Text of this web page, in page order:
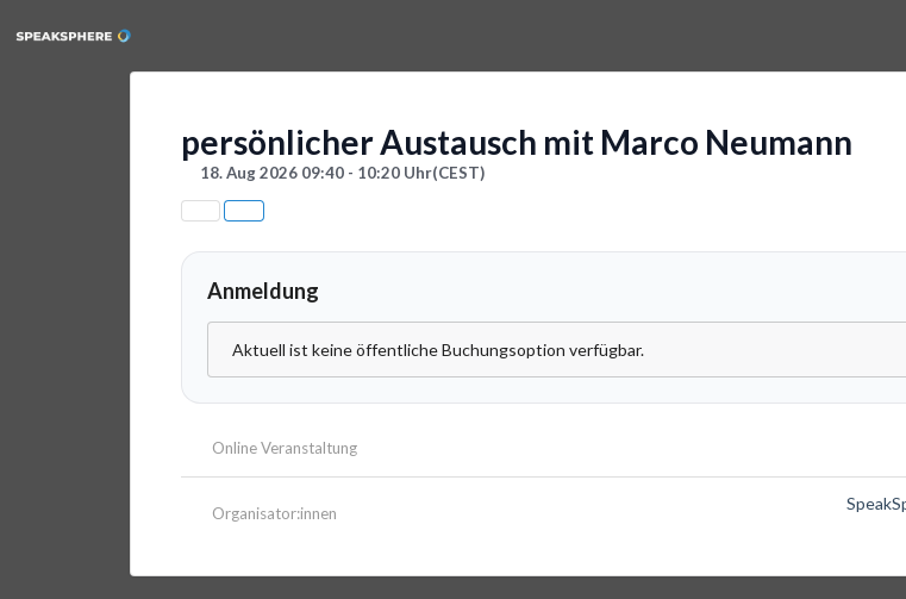
persönlicher Austausch mit Marco Neumann
18. Aug 2026 09:40 - 10:20 Uhr(CEST)
Anmeldung
Aktuell ist keine öffentliche Buchungsoption verfügbar.
Online Veranstaltung
Organisator:innen